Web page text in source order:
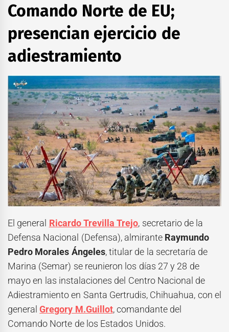
Comando Norte de EU;
presencian ejercicio de
adiestramiento
El general Ricardo Trevilla Trejo, secretario de la
Defensa Nacional (Defensa), almirante Raymundo
Pedro Morales Ángeles, titular de la secretaría de
Marina (Semar) se reunieron los días 27 y 28 de
mayo en las instalaciones del Centro Nacional de
Adiestramiento en Santa Gertrudis, Chihuahua, con el
generalGregory M.Guillot, comandante del
Comando Norte de los Estados Unidos.